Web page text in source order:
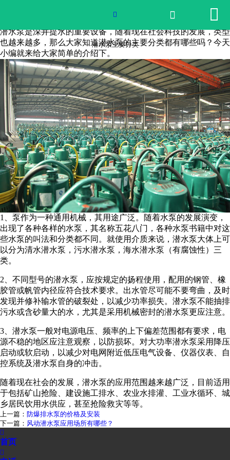
网站首页
2026世界杯官网
产品中心
荣誉资质
公司实景
公司动态
产品服务
联系我们

潜水泵主要分类
 
潜水泵是深井提水的重要设备，随着现在社会科技的发展，类型
也越来越多，那么大家知道潜水泵的主要分类都有哪些吗？今天
小编就来给大家简单的介绍下。
1、泵作为一种通用机械，其用途广泛。随着水泵的发展演变，
出现了各种各样的水泵，其名称五花八门，各种水泵书籍中对这
些水泵的叫法和分类都不同。就使用介质来说，潜水泵大体上可
以分为清水潜水泵，污水潜水泵，海水潜水泵（有腐蚀性）三
类。
2、不同型号的潜水泵，应按规定的扬程使用，配用的钢管、橡
胶管或帆管内径应符合技术要求。出水管尽可能不要弯曲，及时
发现并修补输水管的破裂处，以减少功率损失。潜水泵不能抽排
污水或含砂量大的水，尤其是采用机械密封的潜水泵更应注意。
3、潜水泵一般对电源电压、频率的上下偏差范围都有要求，电
源不稳的地区应注意观察，以防损坏。对大功率潜水泵采用降压
启动或软启动，以减少对电网附近低压电气设备、仪器仪表、自
控系统及潜水泵自身的冲击。
随着现在社会的发展，潜水泵的应用范围越来越广泛，目前适用
于包括矿山抢险、建设施工排水、农业水排灌、工业水循环、城
乡居民饮用水供应，甚至抢险救灾等等。
上一篇： 防爆排水泵的价格及安装
下一篇： 风动潜水泵应用场所有哪些？

首页
